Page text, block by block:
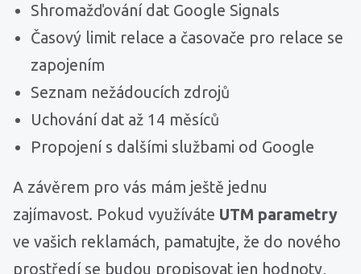
Shromažďování dat Google Signals
Časový limit relace a časovače pro relace se
zapojením
Seznam nežádoucích zdrojů
Uchování dat až 14 měsíců
Propojení s dalšími službami od Google
A závěrem pro vás mám ještě jednu
zajímavost. Pokud využíváte UTM parametry
ve vašich reklamách, pamatujte, že do nového
prostředí se budou propisovat jen hodnoty,